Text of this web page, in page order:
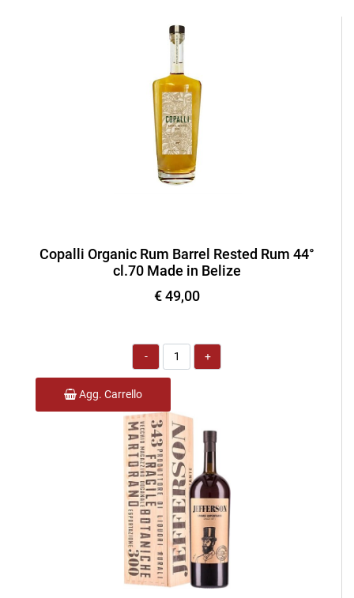
Copalli Organic Rum Barrel Rested Rum 44°
cl.70 Made in Belize
€ 49,00
Quantità
Agg. Carrello